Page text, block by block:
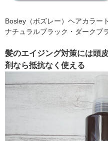
Bosley（ボズレー）ヘアカラー
ナチュラルブラック・ダークブ
髪のエイジング対策には頭
剤なら抵抗なく使える